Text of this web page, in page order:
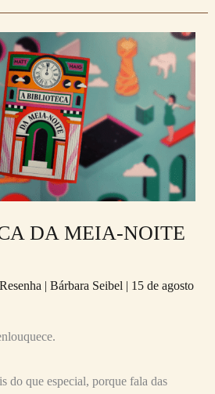
DA MEIA-NOITE
Resenha | Bárbara Seibel | 15 de agosto
do que especial, porque fala das